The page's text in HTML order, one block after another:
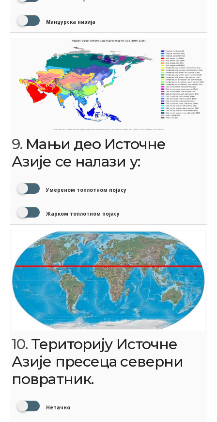
Манџурска низија
9. Мањи део Источне
Азије се налази у:
Умереном топлотном појасу
Жарком топлотном појасу
10. Територију Источне
Азије пресеца северни
повратник.
Нетачно